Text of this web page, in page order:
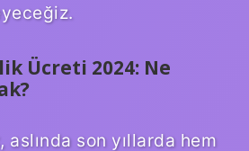
Ücreti 2024: Ne
son yıllarda hem